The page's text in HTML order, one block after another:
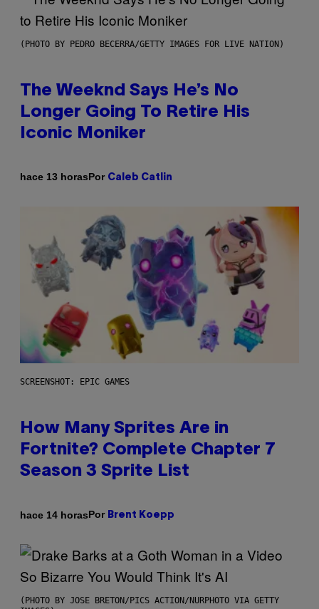
(PHOTO BY PEDRO BECERRA/GETTY IMAGES FOR LIVE NATION)
The Weeknd Says He’s No
Longer Going To Retire His
Iconic Moniker
hace 13 horasPor Caleb Catlin
SCREENSHOT: EPIC GAMES
How Many Sprites Are in
Fortnite? Complete Chapter 7
Season 3 Sprite List
hace 14 horasPor Brent Koepp
(PHOTO BY JOSE BRETON/PICS ACTION/NURPHOTO VIA GETTY